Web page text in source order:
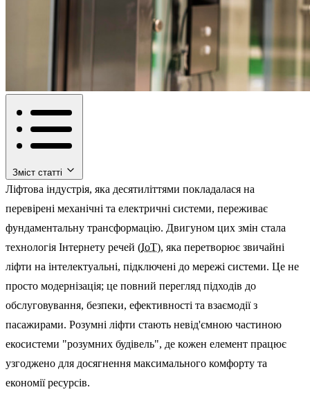
Зміст статті
Ліфтова індустрія, яка десятиліттями покладалася на
перевірені механічні та електричні системи, переживає
фундаментальну трансформацію. Двигуном цих змін стала
технологія Інтернету речей (IoT), яка перетворює звичайні
ліфти на інтелектуальні, підключені до мережі системи. Це не
просто модернізація; це повний перегляд підходів до
обслуговування, безпеки, ефективності та взаємодії з
пасажирами. Розумні ліфти стають невід'ємною частиною
екосистеми "розумних будівель", де кожен елемент працює
узгоджено для досягнення максимального комфорту та
економії ресурсів.